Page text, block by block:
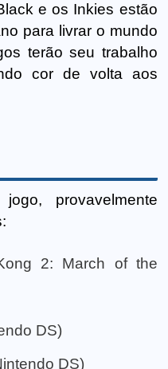
e os Inkies estão
para livrar o mundo
terão seu trabalho
cor de volta aos
provavelmente
2: March of the
DS)
DS)